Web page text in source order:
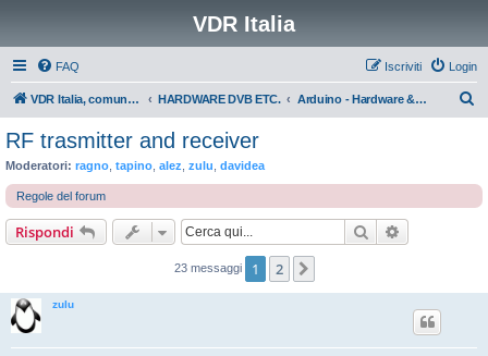
VDR Italia
FAQ Login
Iscriviti
VDR Italia, comunità italiana utilizzatori VDR HARDWARE DVB ETC. Arduino - Hardware & Software
a
RF trasmitter and receiver
Moderatori: ragno tapino alez zulu davidea
Regole del forum
Rispondi Cerca
23 messaggi 1 2
zulu